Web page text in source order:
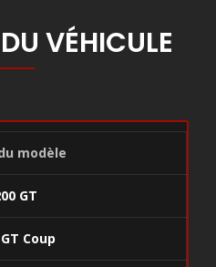
VÉHICULE
modèle
GT
Coup